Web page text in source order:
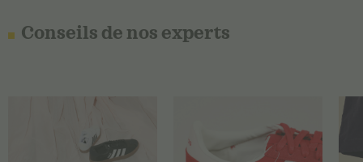
Conseils de nos experts